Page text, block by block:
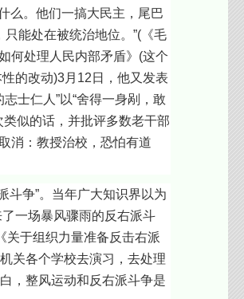
么。他们一搞大民主，尾巴
能处在被统治地位。”(《毛
何处理人民内部矛盾》(这个
的改动)3月12日，他又发表
士仁人”以“舍得一身剐，敢
似的话，并批评多数老干部
消：教授治校，恐怕有道
争”。当年广大知识界以为
一场暴风骤雨的反右派斗
关于组织力量准备反击右派
关各个学校去演习，去处理
，整风运动和反右派斗争是